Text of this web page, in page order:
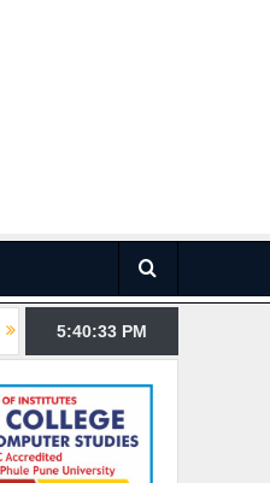
निष्काळजीपणामुळे तरुणाचा मृत्यू…
5:40:35PM